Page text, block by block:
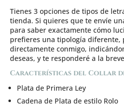
Tienes 3 opciones de tipos de
tienda. Si quieres que te envíe
para saber exactamente cómo
prefieres una tipología diferente,
directamente conmigo,
deseas, y te responderé a la
Características del Collar
Plata de Primera Ley
Cadena de Plata de estilo Rolo